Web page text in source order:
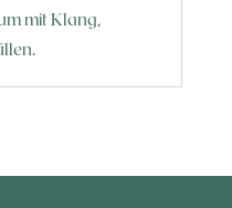
mit Klang,